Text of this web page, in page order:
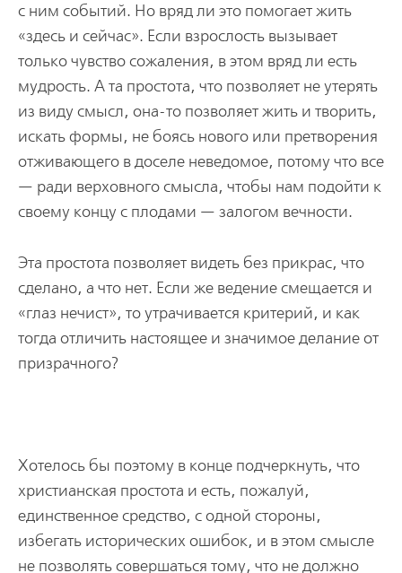
с ним событий. Но вряд ли это помогает жить
«здесь и сейчас». Если взрослость вызывает
только чувство сожаления, в этом вряд ли есть
мудрость. А та простота, что позволяет не утерять
из виду смысл, она-то позволяет жить и творить,
искать формы, не боясь нового или претворения
отживающего в доселе неведомое, потому что все
— ради верховного смысла, чтобы нам подойти к
своему концу с плодами — залогом вечности.
Эта простота позволяет видеть без прикрас, что
сделано, а что нет. Если же вeдение смещается и
«глаз нечист», то утрачивается критерий, и как
тогда отличить настоящее и значимое делание от
призрачного?
Хотелось бы поэтому в конце подчеркнуть, что
христианская простота и есть, пожалуй,
единственное средство, с одной стороны,
избегать исторических ошибок, и в этом смысле
не позволять совершаться тому, что не должно